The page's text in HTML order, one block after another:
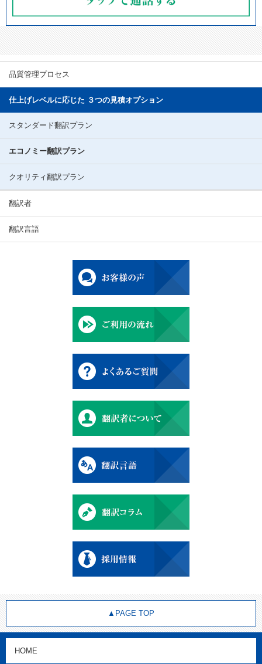
品質管理プロセス
仕上げレベルに応じた ３つの見積オプション
スタンダード翻訳プラン
エコノミー翻訳プラン
クオリティ翻訳プラン
翻訳者
翻訳言語
▲PAGE TOP
HOME